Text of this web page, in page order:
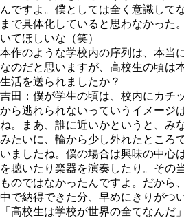
んですよ。僕としては全く意識して
まで具体化していると思わなかった
いてほしいな（笑）
本作のような学校内の序列は、本当
なのだと思いますが、高校生の頃は
生活を送られましたか？
吉田：僕が学生の頃は、校内にカチ
から逃れられないっていうイメージ
ね。まあ、誰に近いかというと、み
みたいに、輪から少し外れたところ
いましたね。僕の場合は興味の中心
を聴いたり楽器を演奏したり。その
ものではなかったんですよ。だから
中で納得できた分、早めにきりがつ
「高校生は学校が世界の全てなんだ